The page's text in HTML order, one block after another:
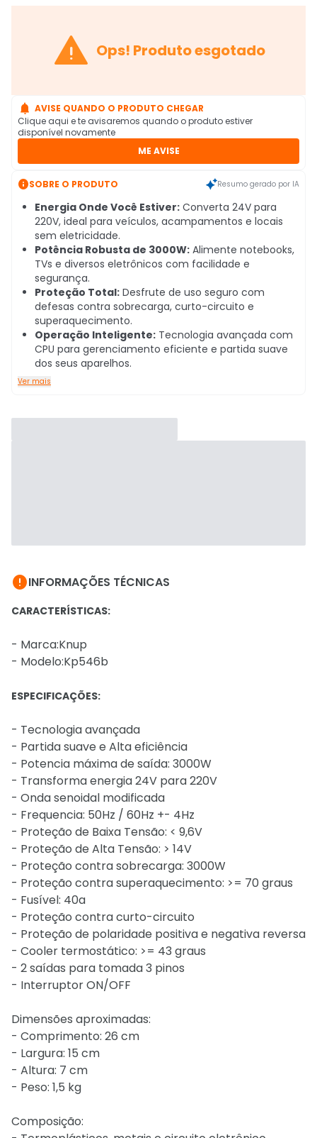
 Ops! Produto esgotado
 AVISE QUANDO O PRODUTO CHEGAR
Clique aqui e te avisaremos quando o produto estiver
disponível novamente
ME AVISE
SOBRE O PRODUTO Resumo gerado por IA
Energia Onde Você Estiver: Converta 24V para
220V, ideal para veículos, acampamentos e locais
sem eletricidade.
Potência Robusta de 3000W: Alimente notebooks,
TVs e diversos eletrônicos com facilidade e
segurança.
Proteção Total: Desfrute de uso seguro com
defesas contra sobrecarga, curto-circuito e
superaquecimento.
Operação Inteligente: Tecnologia avançada com
CPU para gerenciamento eficiente e partida suave
dos seus aparelhos.
Ver mais
INFORMAÇÕES TÉCNICAS
CARACTERÍSTICAS:
- Marca:Knup
- Modelo:Kp546b
ESPECIFICAÇÕES:
- Tecnologia avançada
- Partida suave e Alta eficiência
- Potencia máxima de saída: 3000W
- Transforma energia 24V para 220V
- Onda senoidal modificada
- Frequencia: 50Hz / 60Hz +- 4Hz
- Proteção de Baixa Tensão: < 9,6V
- Proteção de Alta Tensão: > 14V
- Proteção contra sobrecarga: 3000W
- Proteção contra superaquecimento: >= 70 graus
- Fusível: 40a
- Proteção contra curto-circuito
- Proteção de polaridade positiva e negativa reversa
- Cooler termostático: >= 43 graus
- 2 saídas para tomada 3 pinos
- Interruptor ON/OFF
Dimensões aproximadas:
- Comprimento: 26 cm
- Largura: 15 cm
- Altura: 7 cm
- Peso: 1,5 kg
Composição: